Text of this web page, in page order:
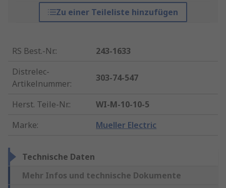
Zu einer Teileliste hinzufügen
RS Best.-Nr.:
243-1633
Distrelec-
Artikelnummer:
303-74-547
Herst. Teile-Nr.:
WI-M-10-10-5
Marke: Mueller Electric
Technische Daten
Mehr Infos und technische Dokumente